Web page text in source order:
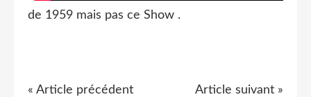
de 1959 mais pas ce Show .
« Article précédent Article suivant »